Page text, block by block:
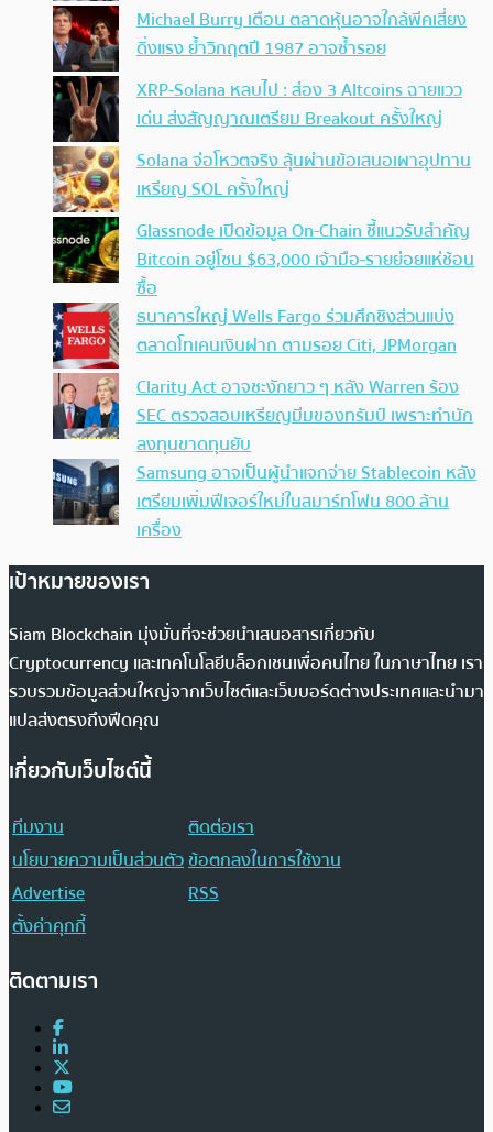
Michael Burry เตือน ตลาดหุ้นอาจใกล้พีคเสี่ยง
ดิ่งแรง ย้ำวิกฤตปี 1987 อาจซ้ำรอย
XRP-Solana หลบไป : ส่อง 3 Altcoins ฉายแวว
เด่น ส่งสัญญาณเตรียม Breakout ครั้งใหญ่
Solana จ่อโหวตจริง ลุ้นผ่านข้อเสนอเผาอุปทาน
เหรียญ SOL ครั้งใหญ่
Glassnode เปิดข้อมูล On-Chain ชี้แนวรับสำคัญ
Bitcoin อยู่โซน $63,000 เจ้ามือ-รายย่อยแห่ช้อน
ซื้อ
ธนาคารใหญ่ Wells Fargo ร่วมศึกชิงส่วนแบ่ง
ตลาดโทเคนเงินฝาก ตามรอย Citi, JPMorgan
Clarity Act อาจชะงักยาว ๆ หลัง Warren ร้อง
SEC ตรวจสอบเหรียญมีมของทรัมป์ เพราะทำนัก
ลงทุนขาดทุนยับ
Samsung อาจเป็นผู้นำแจกจ่าย Stablecoin หลัง
เตรียมเพิ่มฟีเจอร์ใหม่ในสมาร์ทโฟน 800 ล้าน
เครื่อง
เป้าหมายของเรา
Siam Blockchain มุ่งมั่นที่จะช่วยนำเสนอสารเกี่ยวกับ
Cryptocurrency และเทคโนโลยีบล็อกเชนเพื่อคนไทย ในภาษาไทย เรา
รวบรวมข้อมูลส่วนใหญ่จากเว็บไซต์และเว็บบอร์ดต่างประเทศและนำมา
แปลส่งตรงถึงฟีดคุณ
เกี่ยวกับเว็บไซต์นี้
ทีมงาน
ติดต่อเรา
นโยบายความเป็นส่วนตัวข้อตกลงในการใช้งาน
Advertise
RSS
ตั้งค่าคุกกี้
ติดตามเรา